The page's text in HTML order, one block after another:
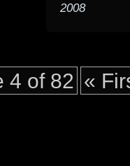
2008
4 of 82 «